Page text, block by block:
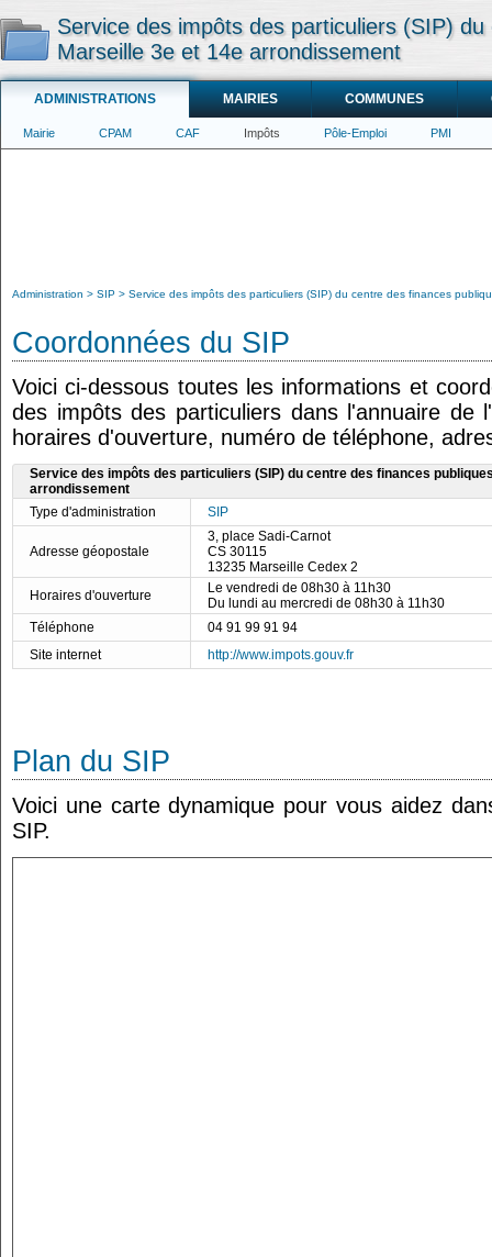
Service des impôts des particuliers (SIP)
Marseille 3e et 14e arrondissement
ADMINISTRATIONS MAIRIES COMMUNES
Mairie CPAM CAF Impôts Pôle-Emploi PMI
Administration SIP Service des impôts des particuliers (SIP) du centre des finances
Coordonnées du SIP
Voici ci-dessous toutes les informations et
des impôts des particuliers dans l'annuaire de
horaires d'ouverture, numéro de téléphone,
Service des impôts des particuliers (SIP) du centre des finances
arrondissement
Type d'administration
SIP
Adresse géopostale
3, place Sadi-Carnot
CS 30115
13235 Marseille Cedex 2
Horaires d'ouverture
Le vendredi de 08h30 à 11h30
Du lundi au mercredi de 08h30 à 11h30
Téléphone
04 91 99 91 94
Site internet
http://www.impots.gouv.fr
Plan du SIP
Voici une carte dynamique pour vous aidez
SIP.